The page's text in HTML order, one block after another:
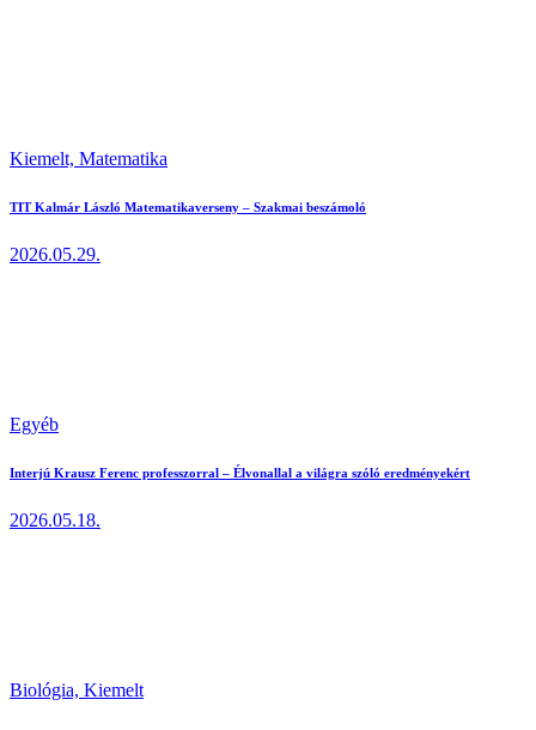
Kiemelt, Matematika
TIT Kalmár László Matematikaverseny – Szakmai beszámoló
2026.05.29.
Egyéb
Interjú Krausz Ferenc professzorral – Élvonallal a világra szóló eredményekért
2026.05.18.
Biológia, Kiemelt